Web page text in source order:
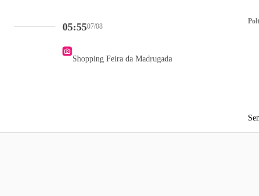
05:5507/08
Shopping Feira da Madrugada